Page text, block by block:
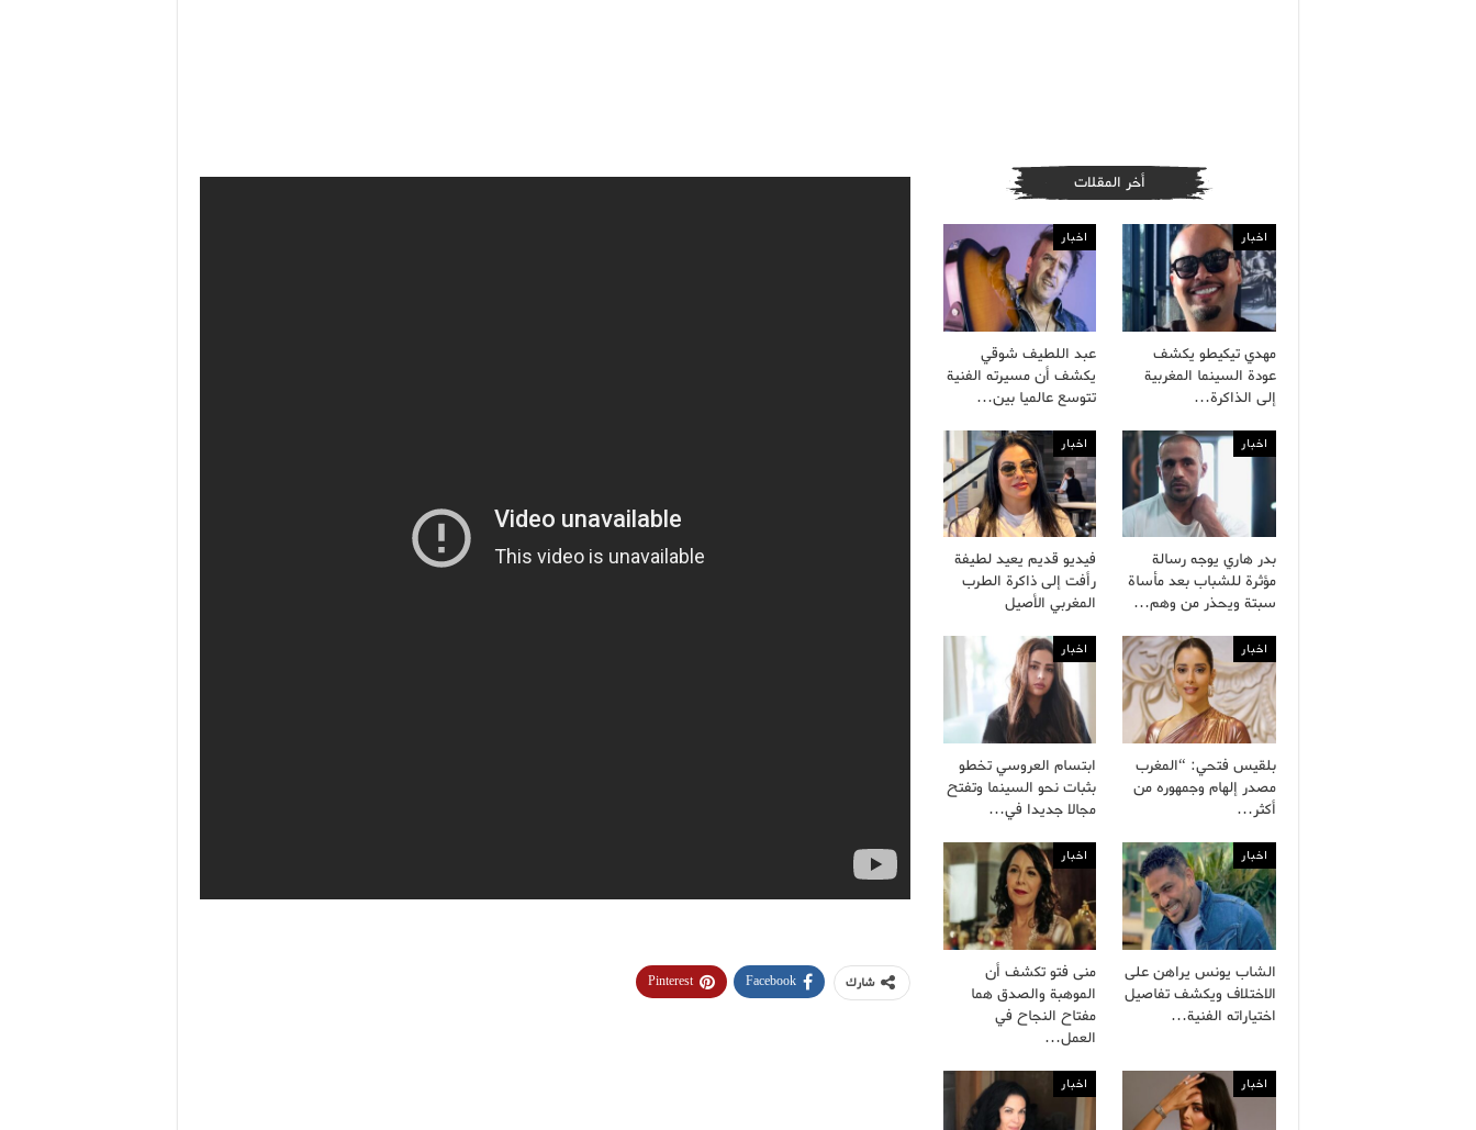
شارك Facebook
Pinterest
أخر المقلات
اخبار
مهدي تيكيطو يكشف
عودة السينما المغربية
إلى الذاكرة…
اخبار
عبد اللطيف شوقي
يكشف أن مسيرته الفنية
تتوسع عالميا بين…
اخبار
بدر هاري يوجه رسالة
مؤثرة للشباب بعد مأساة
سبتة ويحذر من وهم…
اخبار
فيديو قديم يعيد لطيفة
رأفت إلى ذاكرة الطرب
المغربي الأصيل
اخبار
بلقيس فتحي: “المغرب
مصدر إلهام وجمهوره من
أكثر…
اخبار
ابتسام العروسي تخطو
بثبات نحو السينما وتفتح
مجالا جديدا في…
اخبار
الشاب يونس يراهن على
الاختلاف ويكشف تفاصيل
اختياراته الفنية…
اخبار
منى فتو تكشف أن
الموهبة والصدق هما
مفتاح النجاح في
العمل…
اخبار اخبار